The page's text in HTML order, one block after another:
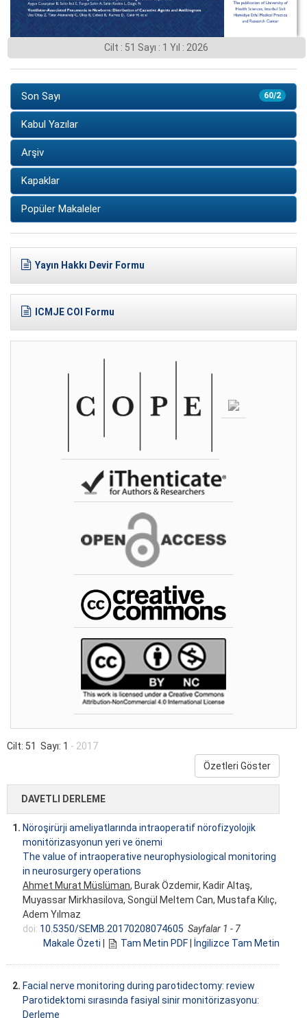
Cilt : 51 Sayı : 1 Yıl : 2026
60/2
Son Sayı
Kabul Yazılar
Arşiv
Kapaklar
Popüler Makaleler
Yayın Hakkı Devir Formu
ICMJE COI Formu
Cilt: 51 Sayı: 1 - 2017
Özetleri Göster
DAVETLI DERLEME
1. Nöroşirürji ameliyatlarında intraoperatif nörofizyolojik
monitörizasyonun yeri ve önemi
The value of intraoperative neurophysiological monitoring
in neurosurgery operations
Ahmet Murat Müslüman, Burak Özdemir, Kadir Altaş,
Muyassar Mirkhasilova, Songül Meltem Can, Mustafa Kılıç,
Adem Yılmaz
doi: 10.5350/SEMB.20170208074605 Sayfalar 1 - 7
Makale Özeti
Tam Metin PDF İngilizce Tam Metin
2. Facial nerve monitoring during parotidectomy: review
Parotidektomi sırasında fasiyal sinir monitörizasyonu:
Derleme